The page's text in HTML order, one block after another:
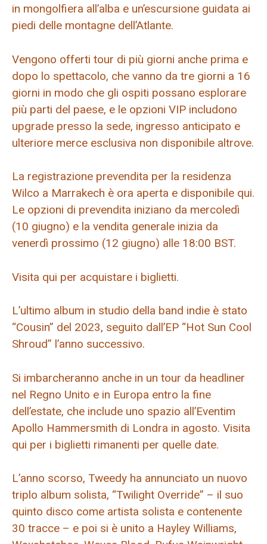
in mongolfiera all’alba e un’escursione guidata ai
piedi delle montagne dell’Atlante.
Vengono offerti tour di più giorni anche prima e
dopo lo spettacolo, che vanno da tre giorni a 16
giorni in modo che gli ospiti possano esplorare
più parti del paese, e le opzioni VIP includono
upgrade presso la sede, ingresso anticipato e
ulteriore merce esclusiva non disponibile altrove.
La registrazione prevendita per la residenza
Wilco a Marrakech è ora aperta e disponibile qui.
Le opzioni di prevendita iniziano da mercoledì
(10 giugno) e la vendita generale inizia da
venerdì prossimo (12 giugno) alle 18:00 BST.
Visita qui per acquistare i biglietti.
L’ultimo album in studio della band indie è stato
“Cousin” del 2023, seguito dall’EP “Hot Sun Cool
Shroud” l’anno successivo.
Si imbarcheranno anche in un tour da headliner
nel Regno Unito e in Europa entro la fine
dell’estate, che include uno spazio all’Eventim
Apollo Hammersmith di Londra in agosto. Visita
qui per i biglietti rimanenti per quelle date.
L’anno scorso, Tweedy ha annunciato un nuovo
triplo album solista, “Twilight Override” – il suo
quinto disco come artista solista e contenente
30 tracce – e poi si è unito a Hayley Williams,